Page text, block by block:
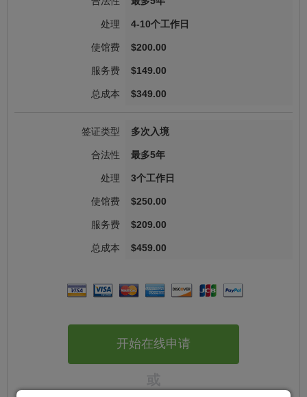
4-10个工作日
$200.00
$149.00
$349.00
多次入境
最多5年
3个工作日
$250.00
$209.00
$459.00
开始在线申请